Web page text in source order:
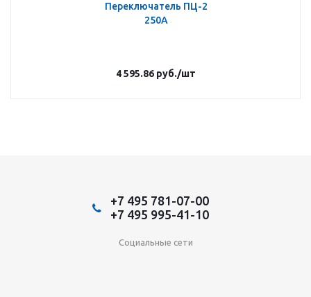
Переключатель ПЦ-2
250А
4 595.86 руб./шт
+7 495 781-07-00
+7 495 995-41-10
Социальные сети